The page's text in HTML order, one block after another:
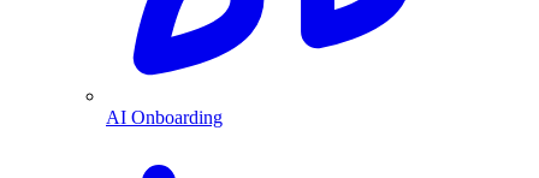
AI Onboarding